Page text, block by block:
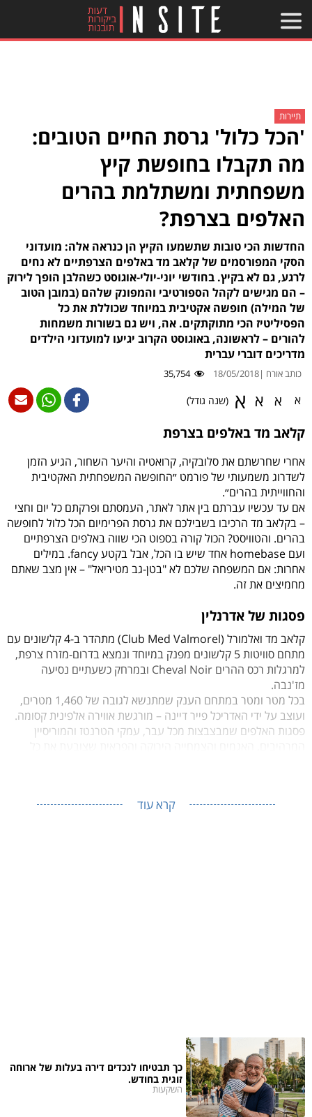
תיירות
'הכל כלול' גרסת החיים הטובים:
מה תקבלו בחופשת קיץ
משפחתית ומשתלמת בהרים
האלפים בצרפת?
החדשות הכי טובות שתשמעו הקיץ הן כנראה אלה: מועדוני
הסקי המפורסמים של קלאב מד באלפים הצרפתיים לא נחים
לרגע, גם לא בקיץ. בחודשי יוני-יולי-אוגוסט כשהלבן הופך לירוק
– הם מגישים לקהל הספורטיבי והמפונק שלהם (במובן הטוב
של המילה) חופשה אקטיבית במיוחד שכוללת את כל
הפסיליטיז הכי מתוקתקים. אה, ויש גם בשורות משמחות
להורים – לראשונה, באוגוסט הקרוב יגיעו למועדוני הילדים
מדריכים דוברי עברית
כותב אורח |18/05/2018
35,754
א א א א (שנה גודל)
קלאב מד באלפים בצרפת
אחרי שחרשתם את סלובקיה, קרואטיה והיער השחור, הגיע הזמן
לשדרוג משמעותי של פורמט ״החופשה המשפחתית האקטיבית
והחווייתית בהרים״.
אם עד עכשיו עברתם בין אתר לאתר, העמסתם ופרקתם כל יום וחצי
– בקלאב מד הרכיבו בשבילכם את גרסת הפרימיום הכל כלול לחופשה
בהרים. והטוויסט? הכול קורה בספוט הכי שווה באלפים הצרפתיים
ועם homebase אחד שיש בו הכל, אבל בקטע fancy. במילים
אחרות: אם המשפחה שלכם לא "בטן-גב מטיריאל" – אין מצב שאתם
מחמיצים את זה.
פסגות של אדרנלין
קלאב מד ואלמורל (Club Med Valmorel) מתהדר ב-4 קלשונים עם
מתחם סוויטות 5 קלשונים מפנק במיוחד ונמצא בדרום-מזרח צרפת,
למרגלות רכס ההרים Cheval Noir ובמרחק כשעתיים נסיעה
מז'נבה.
בכל מטר ומטר במתחם הענק שמתנשא לגובה של 1,460 מטרים,
ועוצב על ידי האדריכל פייר דיינה – מורגשת אווירה אלפינית קסומה.
פסגות האלפים שמבצבצות מכל עבר, עמקי הטרנטז והמוריסיין
קרא עוד
כך תבטיחו לנכדים דירה בעלות של ארוחה
זוגית בחודש.
השקעות